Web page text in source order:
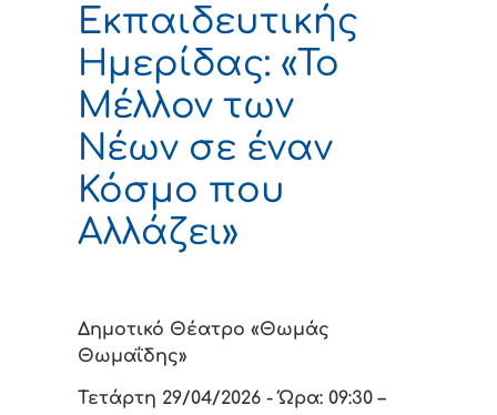
Εκπαιδευτικής
Ημερίδας: «Το
Μέλλον των
Νέων σε έναν
Κόσμο που
Αλλάζει»
Δημοτικό Θέατρο «Θωμάς
Θωμαΐδης»
Τετάρτη 29/04/2026 - Ώρα: 09:30 –